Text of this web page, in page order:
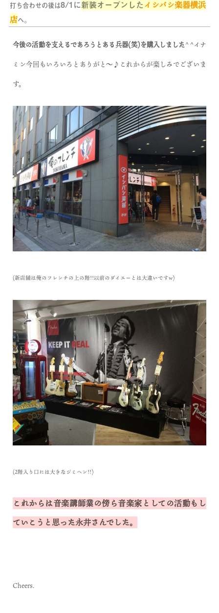
打ち合わせの後は8/1に新装オープンしたイシバシ楽器横浜
店へ。
今後の活動を支えるであろうとある兵器(笑)を購入しました^ ^イナ
ミン今回もいろいろとありがと〜♪これからが楽しみでございま
す。
(新店舗は俺のフレンチの上の階!!以前のダイエーとは大違いですw)
(2階入り口には大きなジミヘン!!)
これからは音楽講師業の傍ら音楽家としての活動もし
ていこうと思った永井さんでした。
Cheers.